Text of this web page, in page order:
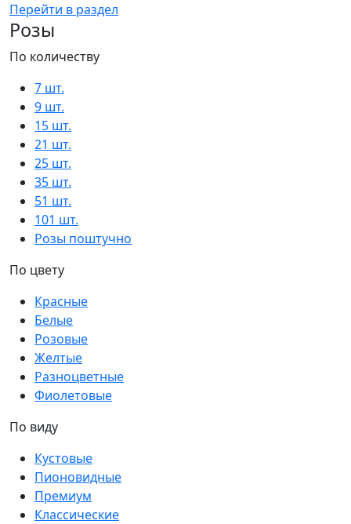
Перейти в раздел
Розы
По количеству
7 шт.
9 шт.
15 шт.
21 шт.
25 шт.
35 шт.
51 шт.
101 шт.
Розы поштучно
По цвету
Красные
Белые
Розовые
Желтые
Разноцветные
Фиолетовые
По виду
Кустовые
Пионовидные
Премиум
Классические